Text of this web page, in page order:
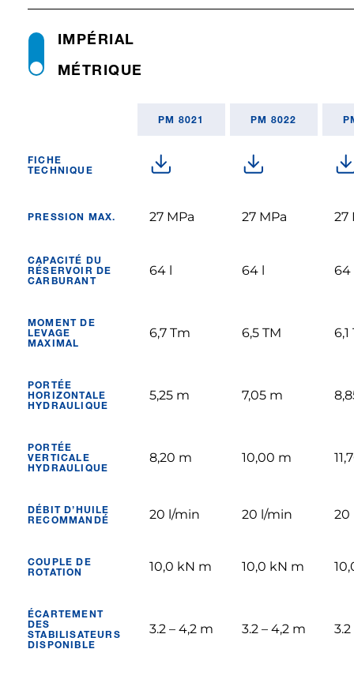
MÉTRIQUE
IMPÉRIAL
PM 8021 PM 8022
FICHE
TECHNIQUE
PRESSION MAX. 27 MPa 27 MPa 27
CAPACITÉ DU
RÉSERVOIR DE
CARBURANT
64 l 64 l 64
MOMENT DE
LEVAGE
MAXIMAL
6,7 Tm 6,5 TM 6,1
PORTÉE
HORIZONTALE
HYDRAULIQUE
5,25 m 7,05 m
PORTÉE
VERTICALE
HYDRAULIQUE
8,20 m 10,00 m
DÉBIT D’HUILE
RECOMMANDÉ
20 l/min 20 l/min 20
COUPLE DE
ROTATION
10,0 kN m 10,0 kN m
ÉCARTEMENT
DES
STABILISATEURS
DISPONIBLE
3.2 – 4,2 m 3.2 – 4,2 m